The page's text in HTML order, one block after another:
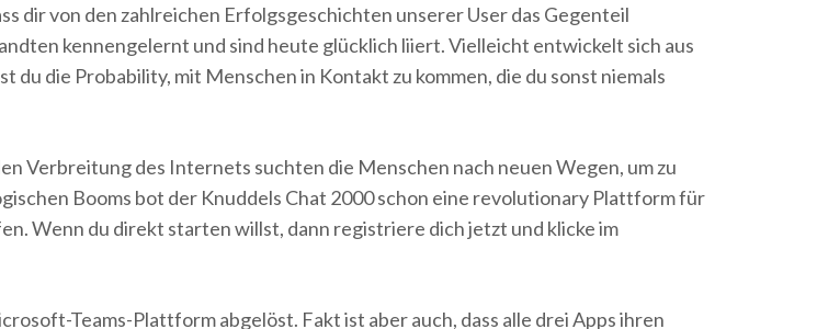
dir von den zahlreichen Erfolgsgeschichten unserer User das Gegenteil
kennengelernt und sind heute glücklich liiert. Vielleicht entwickelt sich aus
die Probability, mit Menschen in Kontakt zu kommen, die du sonst niemals
Verbreitung des Internets suchten die Menschen nach neuen Wegen, um zu
Booms bot der Knuddels Chat 2000 schon eine revolutionary Plattform für
Wenn du direkt starten willst, dann registriere dich jetzt und klicke im
Teams-Plattform abgelöst. Fakt ist aber auch, dass alle drei Apps ihren